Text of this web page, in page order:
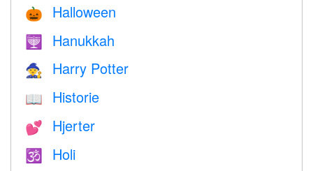
🎃 Halloween
🕎 Hanukkah
🧙 Harry Potter
📖 Historie
💕 Hjerter
🕉 Holi